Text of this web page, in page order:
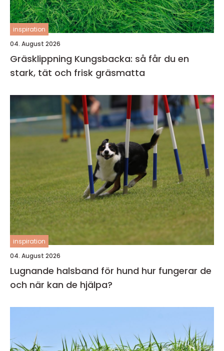
inspiration
04. August 2026
Gräsklippning Kungsbacka: så får du en
stark, tät och frisk gräsmatta
inspiration
04. August 2026
Lugnande halsband för hund hur fungerar de
och när kan de hjälpa?